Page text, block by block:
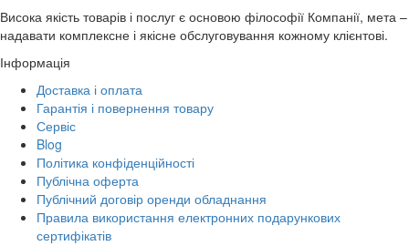
Висока якість товарів і послуг є основою філософії Компанії, мета –
надавати комплексне і якісне обслуговування кожному клієнтові.
Інформація
Доставка і оплата
Гарантія і повернення товару
Сервіс
Blog
Політика конфіденційності
Публічна оферта
Публічний договір оренди обладнання
Правила використання електронних подарункових
сертифікатів